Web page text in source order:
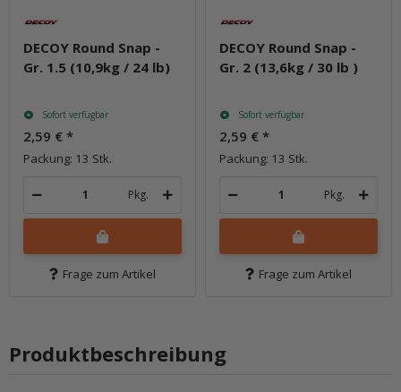
DECOY Round Snap -
Gr. 1.5 (10,9kg / 24 lb)
Sofort verfügbar
2,59 € *
Packung: 13 Stk.
Pkg.
Frage zum Artikel
DECOY Round Snap -
Gr. 2 (13,6kg / 30 lb )
Sofort verfügbar
2,59 € *
Packung: 13 Stk.
Pkg.
Frage zum Artikel
Produktbeschreibung